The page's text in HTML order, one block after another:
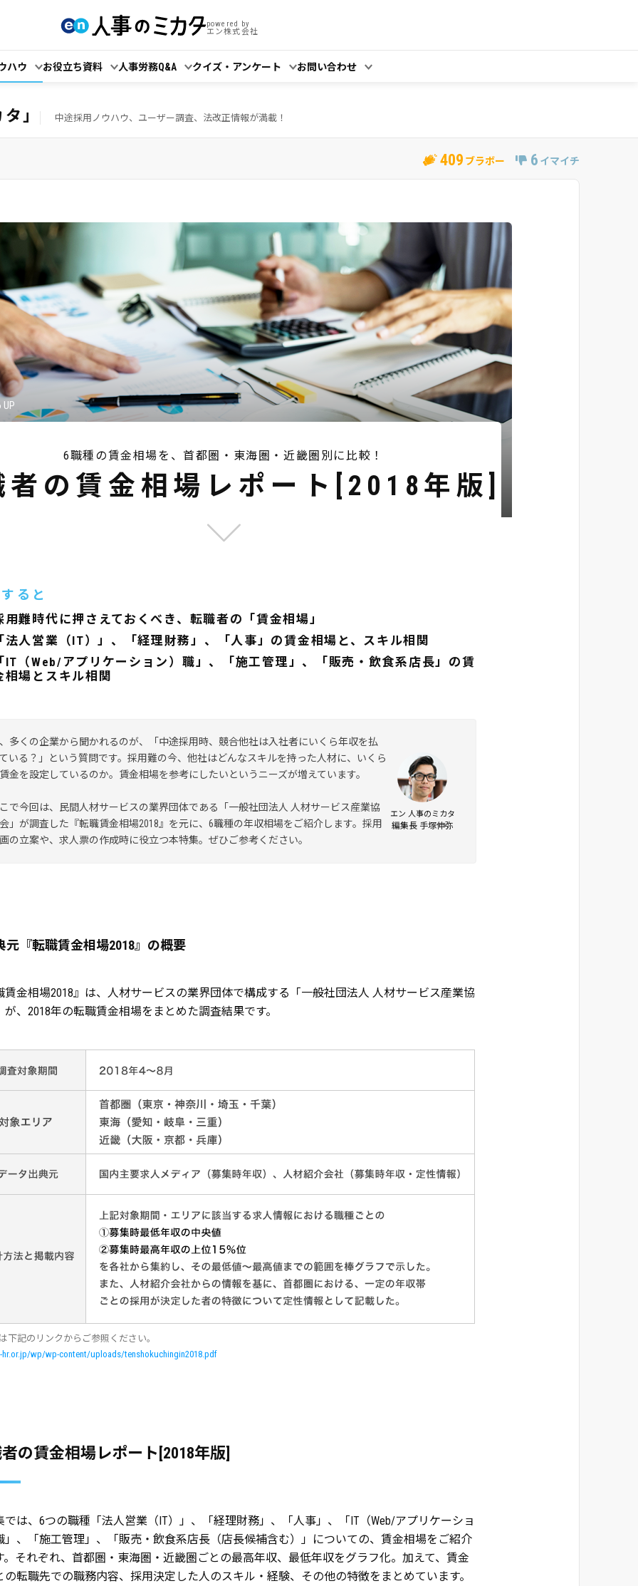
powered by
エン株式会社
ハウ お役立ち資料 人事労務Q&A クイズ・アンケート お問い合わせ
」 中途採用ノウハウ、ユーザー調査、法改正情報が満載！
409 ブラボー 6 イマイチ
6職種の賃金相場を、首都圏・東海圏・近畿圏別に比較！
者の賃金相場レポート[2018年版]
ると
用難時代に押さえておくべき、転職者の「賃金相場」
法人営業（IT）」、「経理財務」、「人事」の賃金相場と、スキル相関
IT（Web/アプリケーション）職」、「施工管理」、「販売・飲食系店長」の賃
相場とスキル相関
多くの企業から聞かれるのが、「中途採用時、競合他社は入社者にいくら年収を払
いる？」という質問です。採用難の今、他社はどんなスキルを持った人材に、いくら
金を設定しているのか。賃金相場を参考にしたいというニーズが増えています。
で今回は、民間人材サービスの業界団体である「一般社団法人 人材サービス産業協
」が調査した『転職賃金相場2018』を元に、6職種の年収相場をご紹介します。採用
の立案や、求人票の作成時に役立つ本特集。ぜひご参考ください。
エン 人事のミカタ
編集長 手塚伸弥
元『転職賃金相場2018』の概要
賃金相場2018』は、人材サービスの業界団体で構成する「一般社団法人 人材サービス産業協
が、2018年の転職賃金相場をまとめた調査結果です。
下記のリンクからご参照ください。
wp/wp-content/uploads/tenshokuchingin2018.pdf
の賃金相場レポート[2018年版]
では、6つの職種「法人営業（IT）」、「経理財務」、「人事」、「IT（Web/アプリケーショ
」、「施工管理」、「販売・飲食系店長（店長候補含む）」についての、賃金相場をご紹介
。それぞれ、首都圏・東海圏・近畿圏ごとの最高年収、最低年収をグラフ化。加えて、賃金
の転職先での職務内容、採用決定した人のスキル・経験、その他の特徴をまとめています。